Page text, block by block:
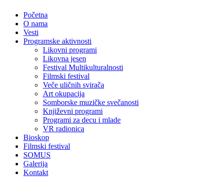
Početna
O nama
Vesti
Programske aktivnosti
Likovni programi
Likovna jesen
Festival Multikulturalnosti
Filmski festival
Veče uličnih svirača
Art okupacija
Somborske muzičke svečanosti
Književni programi
Programi za decu i mlade
VR radionica
Bioskop
Filmski festival
SOMUS
Galerija
Kontakt